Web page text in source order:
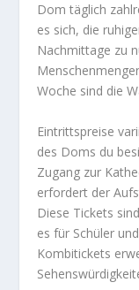
Dom täglich
es sich, die
Nachmittage zu
Woche sind die
Eintrittspreise
des Doms du
Zugang zur
erfordert der
Diese Tickets
es für Schüler
Kombitickets